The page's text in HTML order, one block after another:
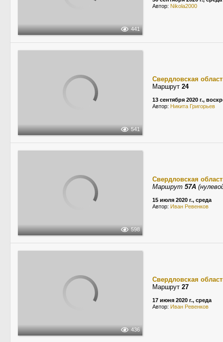
441
Автор: Nikola2000
541
Свердловская
Маршрут 24
13 сентября 2020 г.,
Автор: Никита Григорьев
598
Свердловская
Маршрут 57А
15 июля 2020 г., среда
Автор: Иван Ревенков
436
Свердловская
Маршрут 27
17 июня 2020 г., среда
Автор: Иван Ревенков